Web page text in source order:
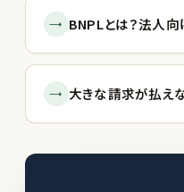
→ BNPLとは？法人向
→ 大きな請求が払え